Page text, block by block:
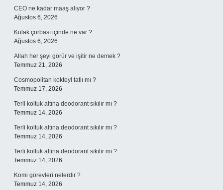
CEO ne kadar maaş alıyor ?
Ağustos 6, 2026
Kulak çorbası içinde ne var ?
Ağustos 6, 2026
Allah her şeyi görür ve işitir ne demek ?
Temmuz 21, 2026
Cosmopolitan kokteyl tatlı mı ?
Temmuz 17, 2026
Terli koltuk altına deodorant sıkılır mı ?
Temmuz 14, 2026
Terli koltuk altına deodorant sıkılır mı ?
Temmuz 14, 2026
Terli koltuk altına deodorant sıkılır mı ?
Temmuz 14, 2026
Komi görevleri nelerdir ?
Temmuz 14, 2026